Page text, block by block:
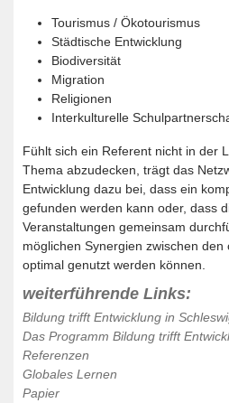
Tourismus / Ökotourismus
Städtische Entwicklung
Biodiversität
Migration
Religionen
Interkulturelle
Fühlt sich ein Referent nicht in der
Thema abzudecken, trägt das
Entwicklung dazu bei, dass ein
gefunden werden kann oder, dass
Veranstaltungen gemeinsam
möglichen Synergien zwischen
optimal genutzt werden können.
weiterführende Links:
Bildung trifft Entwicklung in
Das Programm Bildung trifft
Referenzen
Globales Lernen
Papier